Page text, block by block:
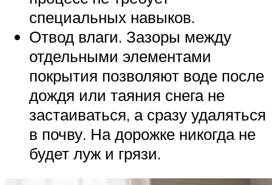
специальных навыков.
Отвод влаги. Зазоры между
отдельными элементами
покрытия позволяют воде после
дождя или таяния снега не
застаиваться, а сразу удаляться
в почву. На дорожке никогда не
будет луж и грязи.